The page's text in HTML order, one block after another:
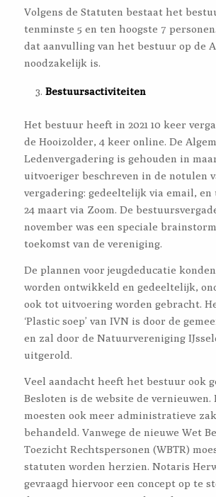
Volgens de Statuten bestaat het
tenminste 5 en ten hoogste 7
dat aanvulling van het bestuur op de
noodzakelijk is.
Bestuursactiviteiten
Het bestuur heeft in 2021 10 keer
de Hooizolder, 4 keer online. De
Ledenvergadering is gehouden in
uitvoeriger beschreven in de notulen
vergadering: gedeeltelijk via email,
24 maart via Zoom. De
november was een speciale
toekomst van de vereniging.
De plannen voor jeugdeducatie
worden ontwikkeld en gedeeltelijk,
ook tot uitvoering worden gebracht.
‘Plastic soep’ van IVN is door de
en zal door de Natuurvereniging
uitgerold.
Veel aandacht heeft het bestuur ook
Besloten is de website de vernieuwen.
moesten ook meer administratieve
behandeld. Vanwege de nieuwe Wet
Toezicht Rechtspersonen (WBTR)
statuten worden herzien. Notaris
gevraagd hiervoor een concept op te